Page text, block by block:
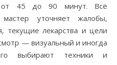
от 45 до 90 минут. Всё
уточняет жалобы,
текущие лекарства и цели
— визуальный и иногда
выбирают техники и